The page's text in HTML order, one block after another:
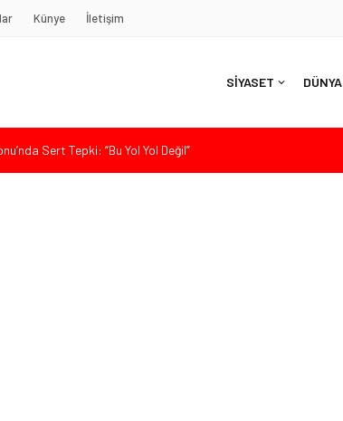
Künye İletişim
SİYASET DÜNYA
Sert Tepki: “Bu Yol Yol Değil”
Eleştiri: “Enerjimizi Hizmete Değil, Krizlere Harcadık”